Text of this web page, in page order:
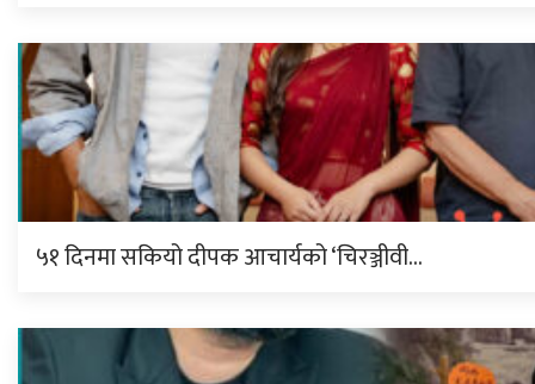
५१ दिनमा सकियो दीपक आचार्यको ‘चिरञ्जीवी…